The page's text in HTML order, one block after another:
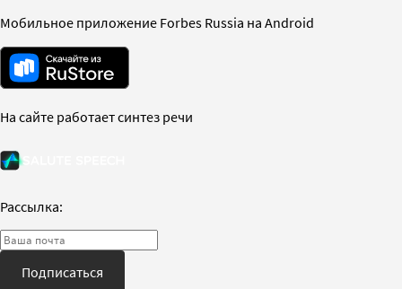
Мобильное приложение Forbes Russia на Android
На сайте работает синтез речи
Рассылка:
Подписаться